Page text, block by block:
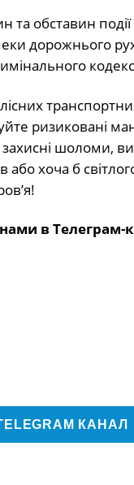
та обставин
дорожнього
ризиковані
шоломи,
або хоча б
в Телеграм-
КАНАЛ